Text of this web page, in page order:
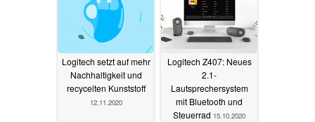
Logitech setzt auf mehr
Nachhaltigkeit und
recycelten Kunststoff
12.11.2020
Logitech Z407: Neues
2.1-
Lautsprechersystem
mit Bluetooth und
Steuerrad 15.10.2020